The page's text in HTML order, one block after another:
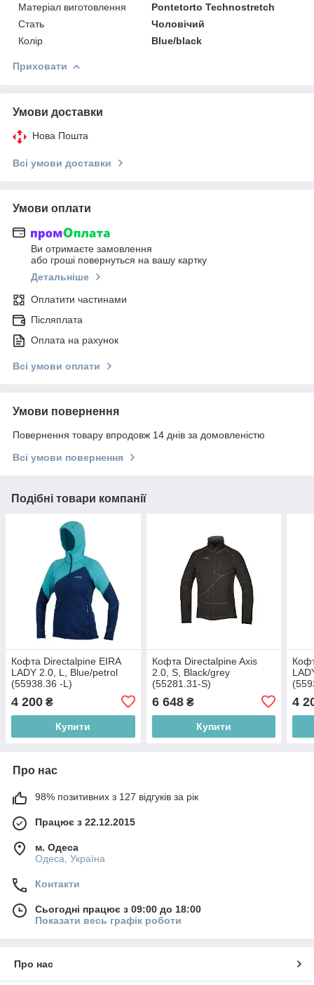
Матеріал виготовлення
Pontetorto Technostretch
Стать
Чоловічий
Колір
Blue/black
Приховати
Умови доставки
Нова Пошта
Всі умови доставки
Умови оплати
Ви отримаєте замовлення
або гроші повернуться на вашу картку
Детальніше
Оплатити частинами
Післяплата
Оплата на рахунок
Всі умови оплати
Умови повернення
Повернення товару впродовж 14 днів за домовленістю
Всі умови повернення
Подібні товари компанії
Кофта Directalpine EIRA
LADY 2.0, L, Blue/petrol
(55938.36 -L)
4 200 ₴
Купити
Кофта Directalpine Axis
2.0, S, Black/grey
(55281.31-S)
6 648₴
Купити
4
Про нас
98% позитивних з 127 відгуків за рік
Працює з 22.12.2015
м. Одеса
Одеса, Україна
Контакти
Сьогодні працює з 09:00 до 18:00
Показати весь графік роботи
Про нас